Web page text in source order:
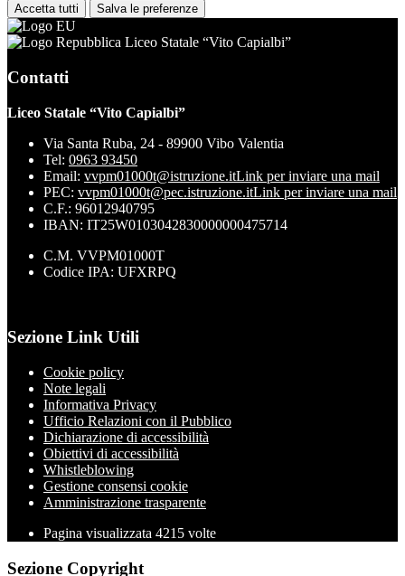
Accetta tutti Salva le preferenze
Liceo Statale “Vito Capialbi”
Contatti
Liceo Statale “Vito Capialbi”
Via Santa Ruba, 24 - 89900 Vibo Valentia
Tel: 0963 93450
Email: vvpm01000t@istruzione.itLink per inviare una mail
PEC: vvpm01000t@pec.istruzione.itLink per inviare una mail
C.F.: 96012940795
IBAN: IT25W0103042830000000475714
C.M. VVPM01000T
Codice IPA: UFXRPQ
Sezione Link Utili
Cookie policy
Note legali
Informativa Privacy
Ufficio Relazioni con il Pubblico
Dichiarazione di accessibilità
Obiettivi di accessibilità
Whistleblowing
Gestione consensi cookie
Amministrazione trasparente
Pagina visualizzata 4215 volte
Sezione Copyright